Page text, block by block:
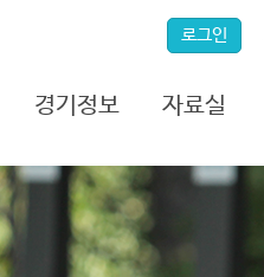
경기정보
국내대회
국제대회
국제대회 결과
자료실
연구자료실
로그인